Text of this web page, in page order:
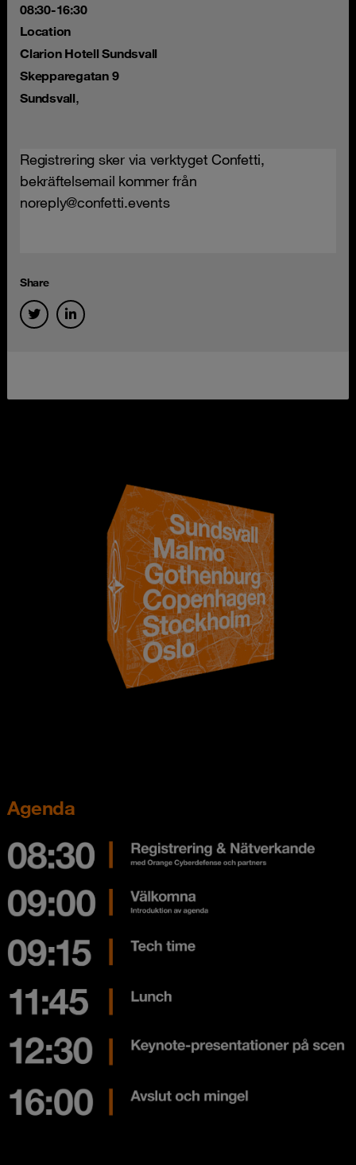
08:30-16:30
Location
Clarion Hotell Sundsvall
Skepparegatan 9
Sundsvall,
Registrering sker via verktyget Confetti,
bekräftelsemail kommer från
noreply@confetti.events
Share
Agenda